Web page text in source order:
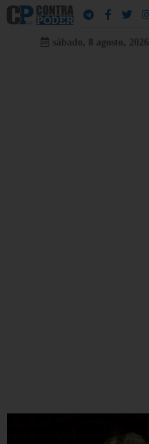
sábado, 8 agosto, 2026